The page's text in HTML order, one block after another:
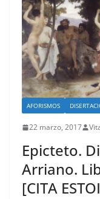
AFORISMOS
22 marzo, 2017
Epicteto.
Arriano.
[CITA